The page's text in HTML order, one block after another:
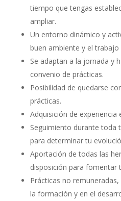
tiempo que tengas
ampliar.
Un entorno dinámico y
buen ambiente y el trabajo
Se adaptan a la jornada y
convenio de prácticas.
Posibilidad de quedarse
prácticas.
Adquisición de experiencia
Seguimiento durante toda
para determinar tu
Aportación de todas las
disposición para fomentar
Prácticas no
la formación y en el